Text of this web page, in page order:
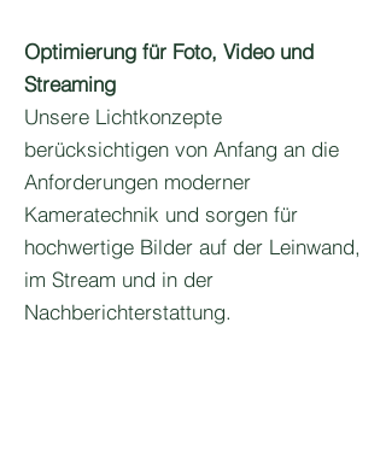
Optimierung für Foto, Video und
Streaming
Unsere Lichtkonzepte
berücksichtigen von Anfang an die
Anforderungen moderner
Kameratechnik und sorgen für
hochwertige Bilder auf der Leinwand,
im Stream und in der
Nachberichterstattung.